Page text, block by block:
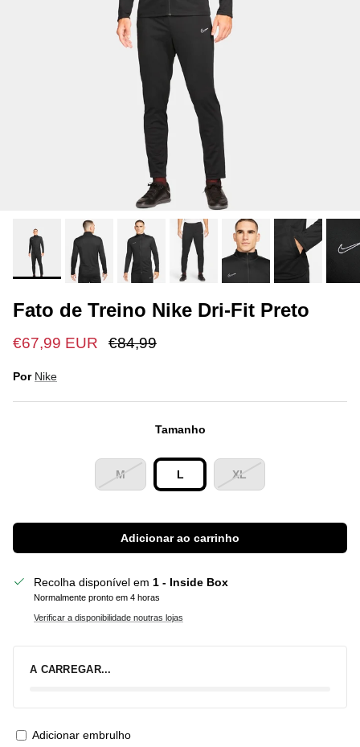
Fato de Treino Nike Dri-Fit Preto
€67,99 EUR €84,99
Por Nike
Tamanho
M L XL
Adicionar ao carrinho
Recolha disponível em 1 - Inside Box
Normalmente pronto em 4 horas
Verificar a disponibilidade noutras lojas
A CARREGAR...
Adicionar embrulho